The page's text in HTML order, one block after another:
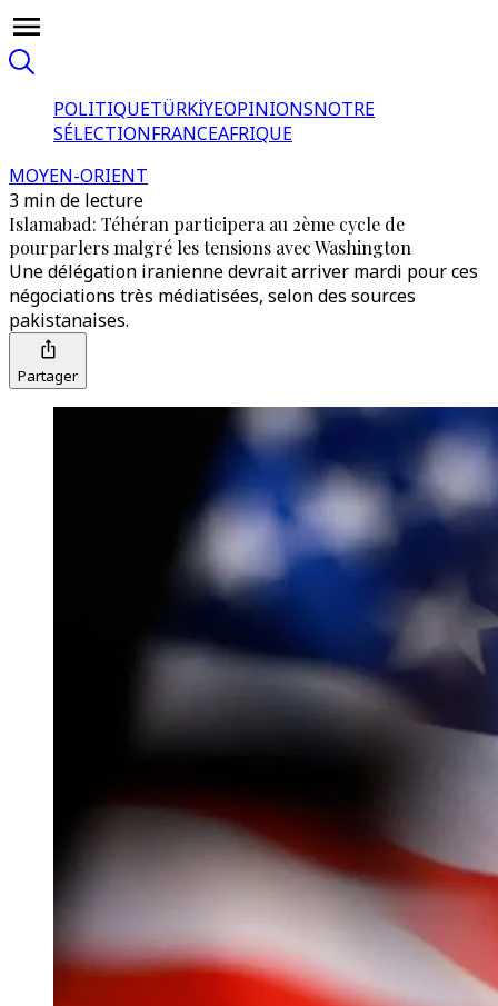
POLITIQUETÜRKİYEOPINIONSNOTRE
SÉLECTIONFRANCEAFRIQUE
MOYEN-ORIENT
3 min de lecture
Islamabad: Téhéran participera au 2ème cycle de
pourparlers malgré les tensions avec Washington
Une délégation iranienne devrait arriver mardi pour ces
négociations très médiatisées, selon des sources
pakistanaises.
Partager